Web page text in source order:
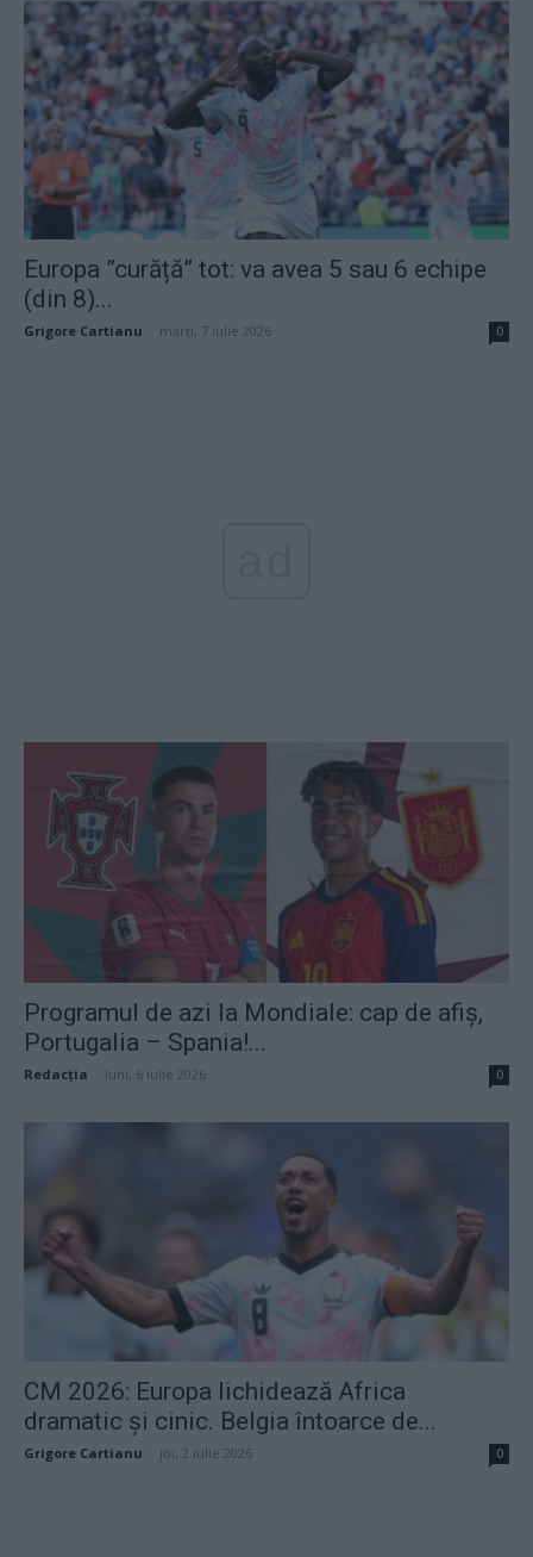
Europa ”curăță” tot: va avea 5 sau 6 echipe
(din 8)...
Grigore Cartianu marți, 7 iulie 2026 0
Programul de azi la Mondiale: cap de afiș,
Portugalia – Spania!...
Redacţia luni, 6 iulie 2026 0
CM 2026: Europa lichidează Africa
dramatic și cinic. Belgia întoarce de...
Grigore Cartianu joi, 2 iulie 2026 0